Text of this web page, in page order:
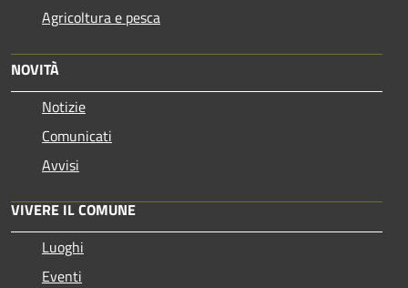
Agricoltura e pesca
NOVITÀ
Notizie
Comunicati
Avvisi
VIVERE IL COMUNE
Luoghi
Eventi